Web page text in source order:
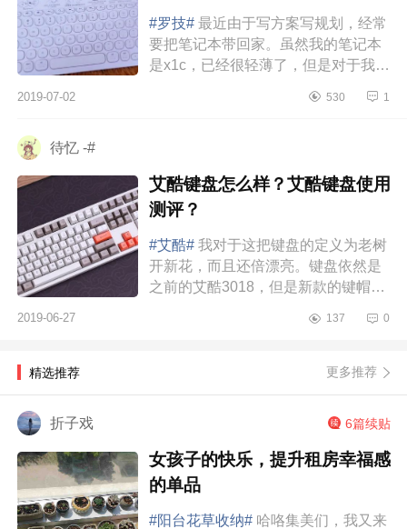
#罗技# 最近由于写方案写规划，经常
要把笔记本带回家。虽然我的笔记本
是x1c，已经很轻薄了，但是对于我这
心累。于是就想起来了大学同学...
2019-07-02 530 1
待忆 -#
艾酷键盘怎么样？艾酷键盘使用
测评？
#艾酷# 我对于这把键盘的定义为老树
开新花，而且还倍漂亮。键盘依然是
之前的艾酷3018，但是新款的键帽涂
的沉稳中带着一些活泼和俏皮的...
2019-06-27 137 0
精选推荐 更多推荐
折子戏 6篇续贴
女孩子的快乐，提升租房幸福感
的单品
#阳台花草收纳# 哈咯集美们，我又来